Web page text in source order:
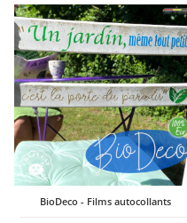
BioDeco - Films autocollants